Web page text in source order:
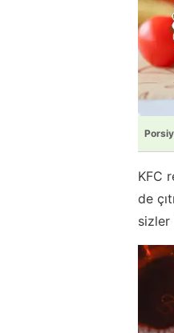
KFC
de
sizler